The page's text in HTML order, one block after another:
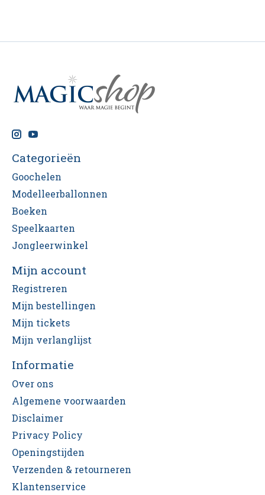
Categorieën
Goochelen
Modelleerballonnen
Boeken
Speelkaarten
Jongleerwinkel
Mijn account
Registreren
Mijn bestellingen
Mijn tickets
Mijn verlanglijst
Informatie
Over ons
Algemene voorwaarden
Disclaimer
Privacy Policy
Openingstijden
Verzenden & retourneren
Klantenservice